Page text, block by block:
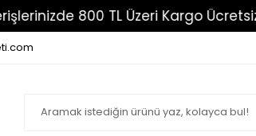
800 TL Üzeri Kargo Ücretsiz